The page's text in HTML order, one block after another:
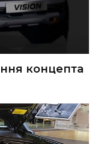
концепта